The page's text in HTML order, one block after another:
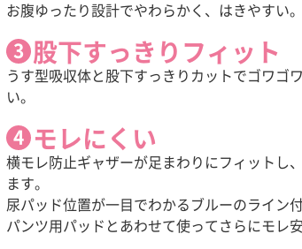
お腹ゆったり設計でやわらかく、はきやすい。
股下すっきりフィット
うす型吸収体と股下すっきりカットでゴワゴ
い。
モレにくい
横モレ防止ギャザーが足まわりにフィットし
ます。
尿パッド位置が一目でわかるブルーのライン
パンツ用パッドとあわせて使ってさらにモレ安